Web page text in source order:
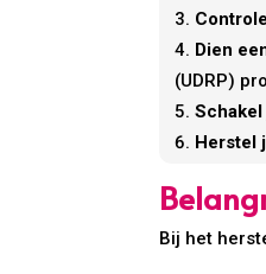
Dien
(UDRP)
Herstel
Bij het